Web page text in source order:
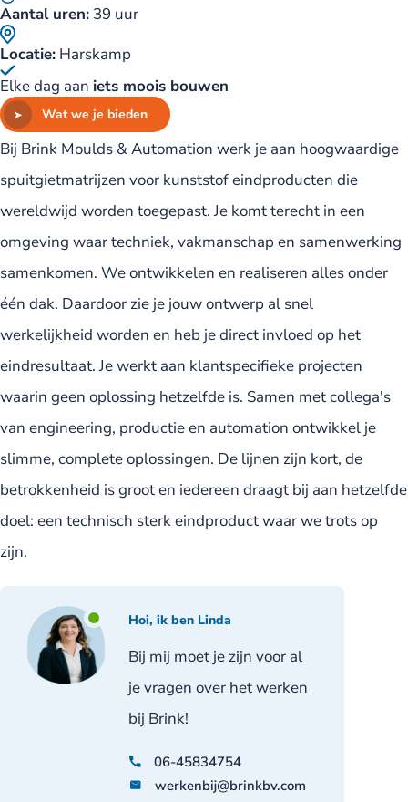
Aantal uren: 39 uur
Locatie: Harskamp
Elke dag aan iets moois bouwen
Wat we je bieden
Bij Brink Moulds & Automation werk je aan hoogwaardige
spuitgietmatrijzen voor kunststof eindproducten die
wereldwijd worden toegepast. Je komt terecht in een
omgeving waar techniek, vakmanschap en samenwerking
samenkomen. We ontwikkelen en realiseren alles onder
één dak. Daardoor zie je jouw ontwerp al snel
werkelijkheid worden en heb je direct invloed op het
eindresultaat. Je werkt aan klantspecifieke projecten
waarin geen oplossing hetzelfde is. Samen met collega's
van engineering, productie en automation ontwikkel je
slimme, complete oplossingen. De lijnen zijn kort, de
betrokkenheid is groot en iedereen draagt bij aan hetzelfde
doel: een technisch sterk eindproduct waar we trots op
zijn.
Hoi, ik ben Linda
Bij mij moet je zijn voor al
je vragen over het werken
bij Brink!
06-45834754
werkenbij@brinkbv.com